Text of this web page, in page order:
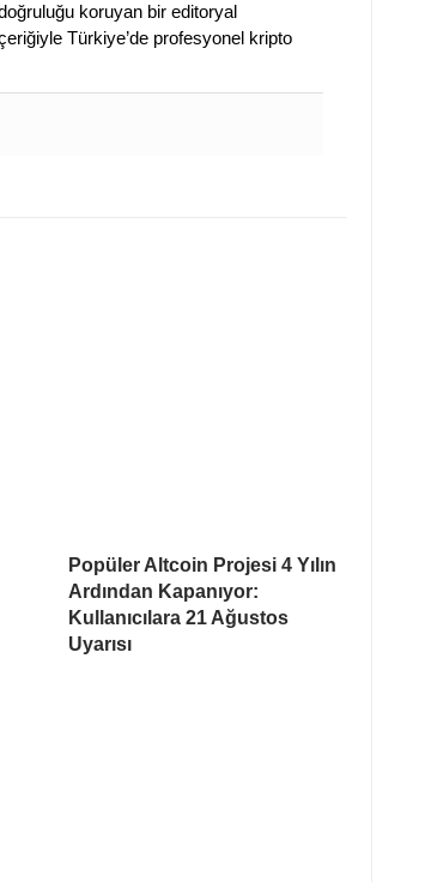
koruyan bir editoryal
Türkiye’de profesyonel kripto
Popüler Altcoin Projesi 4 Yılın
Ardından Kapanıyor:
Kullanıcılara 21 Ağustos
Uyarısı